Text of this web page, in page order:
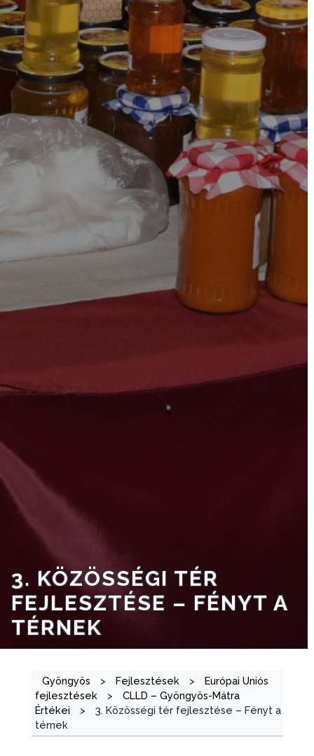
ÉS
KONCEPCIÓK
BEJELENTŐ
VÁROSHÁZA
A
ÁTLÁTHATÓSÁG
AZ
ÖNKORMÁNYZATI
CÉGEK
ÉS
INTÉZMÉNYEK
NYOMTATVÁNYOK
ÜGYINTÉZÉS
TESTÜLETI
ANYAGOK
3. KÖZÖSSÉGI TÉR
FEJLESZTÉSE – FÉNYT A
TÉRNEK
Gyöngyös > Fejlesztések >
Európai Uniós
fejlesztések
>
CLLD – Gyöngyös-Mátra
Értékei
>
3. Közösségi tér fejlesztése – Fényt a
térnek